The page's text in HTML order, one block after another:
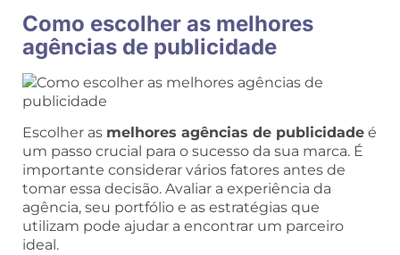
Como escolher as melhores
agências de publicidade
Escolher as melhores agências de publicidade é
um passo crucial para o sucesso da sua marca. É
importante considerar vários fatores antes de
tomar essa decisão. Avaliar a experiência da
agência, seu portfólio e as estratégias que
utilizam pode ajudar a encontrar um parceiro
ideal.